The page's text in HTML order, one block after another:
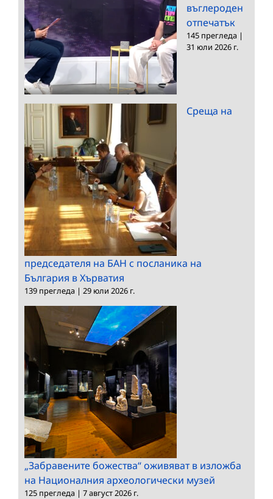
въглероден
отпечатък
145 прегледа |
31 юли 2026 г.
Среща на
председателя на БАН с посланика на
България в Хърватия
139 прегледа | 29 юли 2026 г.
„Забравените божества“ оживяват в изложба
на Националния археологически музей
125 прегледа | 7 август 2026 г.